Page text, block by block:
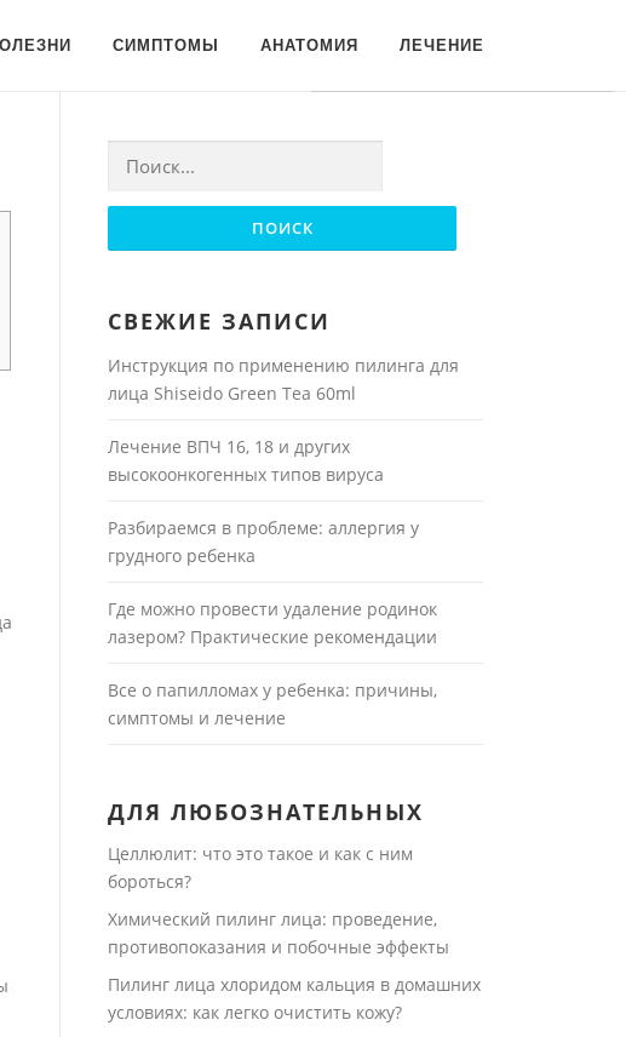
СИМПТОМЫ АНАТОМИЯ ЛЕЧЕНИЕ
Найти:
СВЕЖИЕ ЗАПИСИ
Инструкция по применению пилинга для
лица Shiseido Green Tea 60ml
Лечение ВПЧ 16, 18 и других
высокоонкогенных типов вируса
Разбираемся в проблеме: аллергия у
грудного ребенка
Где можно провести удаление родинок
лазером? Практические рекомендации
Все о папилломах у ребенка: причины,
симптомы и лечение
ДЛЯ ЛЮБОЗНАТЕЛЬНЫХ
Целлюлит: что это такое и как с ним
бороться?
Химический пилинг лица: проведение,
противопоказания и побочные эффекты
Пилинг лица хлоридом кальция в домашних
условиях: как легко очистить кожу?
Для любых предложений по